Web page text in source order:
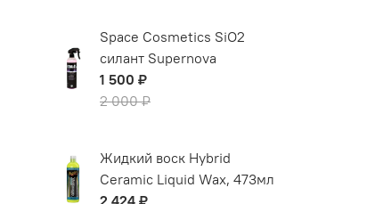
Space Cosmetics SiO2
силант Supernova
1 500 ₽
2 000 ₽
Жидкий воск Hybrid
Ceramic Liquid Wax, 473мл